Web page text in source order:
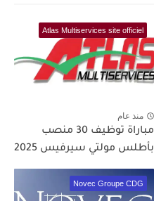
Atlas Multiservices site officiel
منذ عام
مباراة توظيف 30 منصب
بأطلس مولتي سيرفيس 2025
Novec Groupe CDG